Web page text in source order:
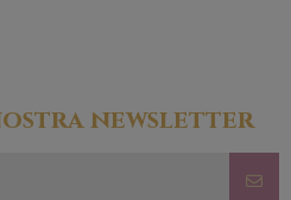
newsletter